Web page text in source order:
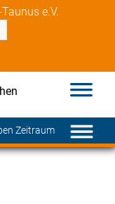
entdecken
e.V.
Zeitraum